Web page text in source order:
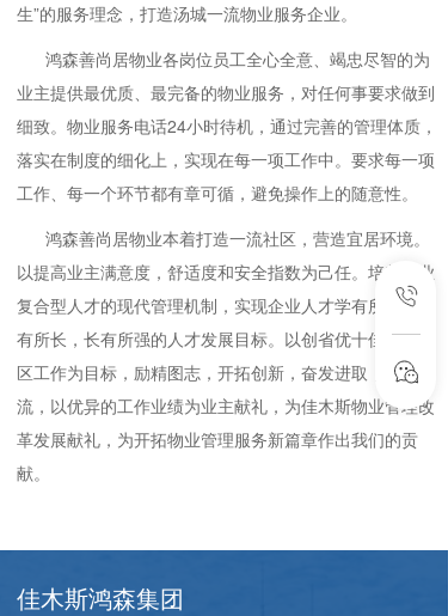
生”的服务理念，打造汤城一流物业服务企业。
鸿森善尚居物业各岗位员工全心全意、竭忠尽智的为
业主提供最优质、最完备的物业服务，对任何事要求做到
细致。物业服务电话24小时待机，通过完善的管理体质，
落实在制度的细化上，实现在每一项工作中。要求每一项
工作、每一个环节都有章可循，避免操作上的随意性。
鸿森善尚居物业本着打造一流社区，营造宜居环境。
以提高业主满意度，舒适度和安全指数为己任。培养企业
复合型人才的现代管理机制，实现企业人才学有所用，用
有所长，长有所强的人才发展目标。以创省优十佳住宅小
区工作为目标，励精图志，开拓创新，奋发进取，争创一
流，以优异的工作业绩为业主献礼，为佳木斯物业管理改
革发展献礼，为开拓物业管理服务新篇章作出我们的贡
献。
佳木斯鸿森集团